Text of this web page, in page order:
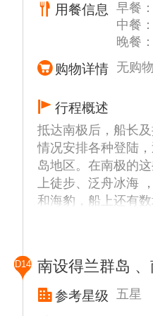
百上千，蔚为壮观
围着你团团转。
库佛维尔岛
地。此岛屿周围的
维岛（南纬64度40
周已是冰雪一片。
的岩石岛，它静静
托斯基半岛之间的
的岸缘可以看到黑
纳克港 (Neko
Harbour) 安逸的平
长城站（Great Wall
中国长城南极科考
(King Geroge
鸟、企鹅、海豹等
阿根廷、韩国、俄
均相距不远，成为
人文风景线。
艾秋岛 (Aitcho
Aitcho岛位于格林威
一般也是南极行的
成群的帽带企鹅、
还能看到晒太阳的
期观察和估算，南
只，占世界企鹅总
用餐信息
早餐
中餐
晚餐
购物详情 无购
行程概述
抵达南极后，船长
情况安排各种登陆
岛地区。在南极的
上徒步、泛舟冰海
和海豹，船上还有
讲座。 行程安排以
择性的登陆或者巡
能地区预定前往地点
D14 南设得兰群岛 、
参考星级 五星